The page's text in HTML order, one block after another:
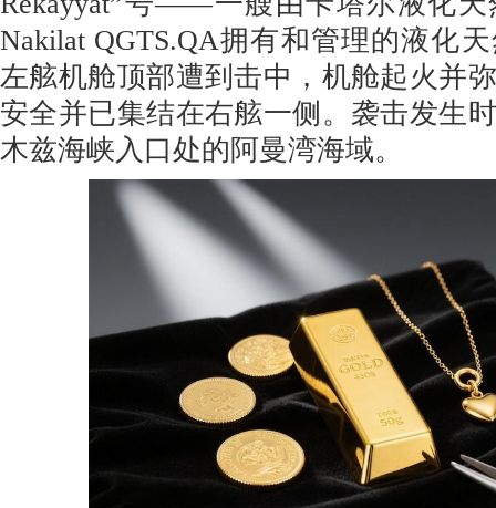
Nakilat QGTS.QA拥有和管理的液化
左舷机舱顶部遭到击中，机舱起火并
安全并已集结在右舷一侧。袭击发生
木兹海峡入口处的阿曼湾海域。